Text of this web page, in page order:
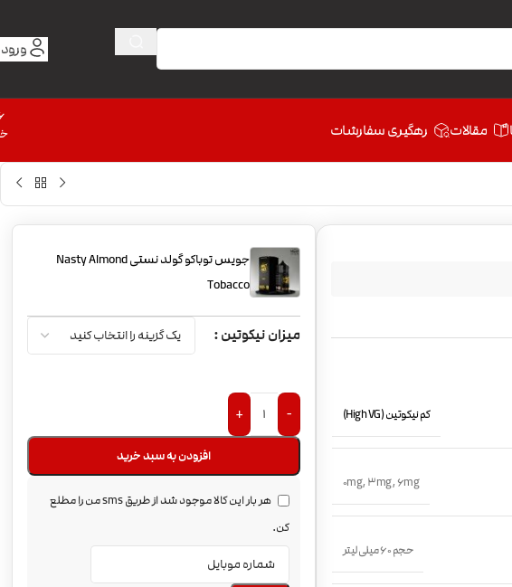
مقالات رهگیری سفارشات
کم نیکوتین (High VG)
0mg, 3mg,6mg
حجم 60 میلی لیتر
جویس توباکو گولد نستی Nasty Almond
Tobacco
میزان نیکوتین
-
+
افزودن به سبد خرید
هر بار این کالا موجود شد از طریق sms من را مطلع
کن.